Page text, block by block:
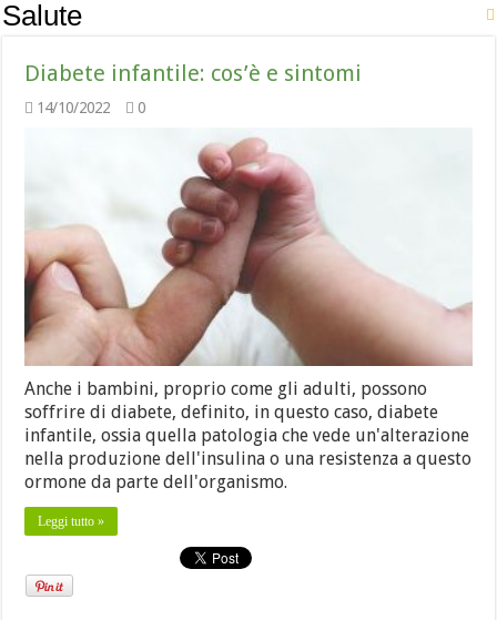
Salute
Diabete infantile: cos’è e sintomi
14/10/2022 0
Anche i bambini, proprio come gli adulti, possono
soffrire di diabete, definito, in questo caso, diabete
infantile, ossia quella patologia che vede un'alterazione
nella produzione dell'insulina o una resistenza a questo
ormone da parte dell'organismo.
Leggi tutto »